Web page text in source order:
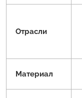
Отрасли
Материал